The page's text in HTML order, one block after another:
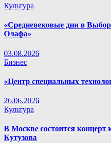
Культура
«Средневековые дни в
Олафа»
03.08.2026
Бизнес
«Центр специальных
26.06.2026
Культура
В Москве состоится концерт
Кутузова